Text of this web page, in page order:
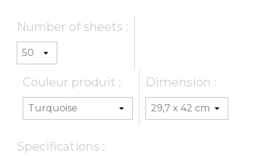
Number of sheets :
Couleur produit : Dimension :
Specifications :